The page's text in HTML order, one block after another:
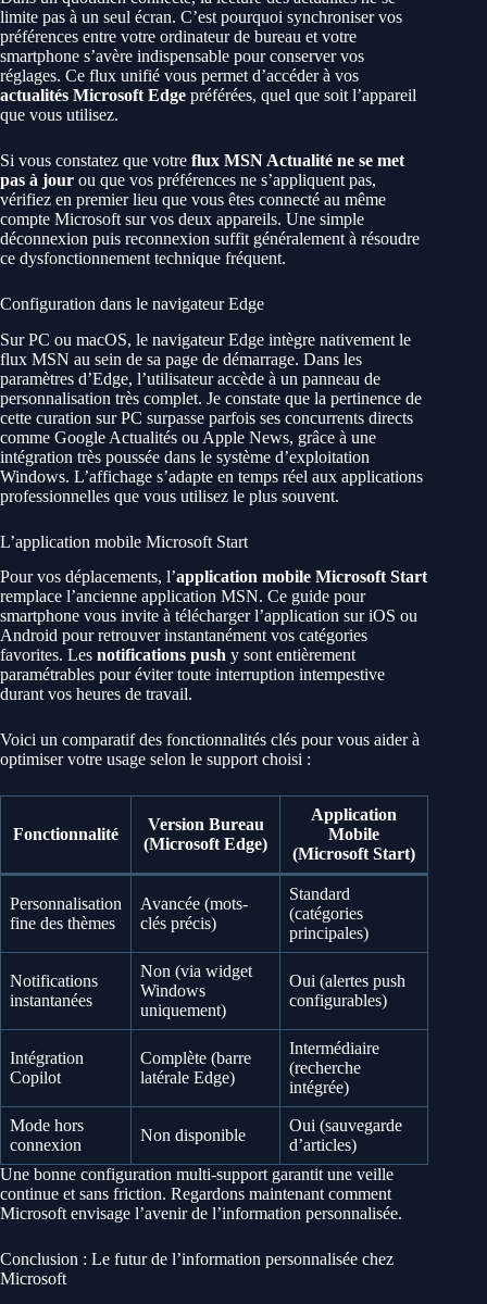
limite pas à un seul écran. C’est pourquoi synchroniser vos
préférences entre votre ordinateur de bureau et votre
smartphone s’avère indispensable pour conserver vos
réglages. Ce flux unifié vous permet d’accéder à vos
actualités Microsoft Edge préférées, quel que soit l’appareil
que vous utilisez.
Si vous constatez que votre flux MSN Actualité ne se met
pas à jour ou que vos préférences ne s’appliquent pas,
vérifiez en premier lieu que vous êtes connecté au même
compte Microsoft sur vos deux appareils. Une simple
déconnexion puis reconnexion suffit généralement à résoudre
ce dysfonctionnement technique fréquent.
Configuration dans le navigateur Edge
Sur PC ou macOS, le navigateur Edge intègre nativement le
flux MSN au sein de sa page de démarrage. Dans les
paramètres d’Edge, l’utilisateur accède à un panneau de
personnalisation très complet. Je constate que la pertinence de
cette curation sur PC surpasse parfois ses concurrents directs
comme Google Actualités ou Apple News, grâce à une
intégration très poussée dans le système d’exploitation
Windows. L’affichage s’adapte en temps réel aux applications
professionnelles que vous utilisez le plus souvent.
L’application mobile Microsoft Start
Pour vos déplacements, l’application mobile Microsoft Start
remplace l’ancienne application MSN. Ce guide pour
smartphone vous invite à télécharger l’application sur iOS ou
Android pour retrouver instantanément vos catégories
favorites. Les notifications push y sont entièrement
paramétrables pour éviter toute interruption intempestive
durant vos heures de travail.
Voici un comparatif des fonctionnalités clés pour vous aider à
optimiser votre usage selon le support choisi :
Fonctionnalité
Version Bureau
(Microsoft Edge)
Application
Mobile
(Microsoft Start)
Personnalisation
fine des thèmes
Avancée (mots-
clés précis)
Standard
(catégories
principales)
Notifications
instantanées
Non (via widget
Windows
uniquement)
Oui (alertes push
configurables)
Intégration
Copilot
Complète (barre
latérale Edge)
Intermédiaire
(recherche
intégrée)
Mode hors
connexion
Non disponible
Oui (sauvegarde
d’articles)
Une bonne configuration multi-support garantit une veille
continue et sans friction. Regardons maintenant comment
Microsoft envisage l’avenir de l’information personnalisée.
Conclusion : Le futur de l’information personnalisée chez
Microsoft